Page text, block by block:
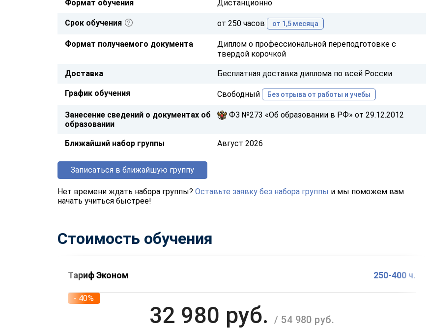
Формат обучения Дистанционно
Срок обучения от 250 часов от 1,5 месяца
Формат получаемого документа
Диплом о профессиональной переподготовке с
твердой корочкой
Доставка Бесплатная доставка диплома по всей России
График обучения Свободный Без отрыва от работы и учебы
Занесение сведений о документах об
образовании
ФЗ №273 «Об образовании в РФ» от 29.12.2012
Ближайший набор группы Август 2026
Записаться в ближайшую группу
Нет времени ждать набора группы? Оставьте заявку без набора группы и мы поможем вам
начать учиться быстрее!
Стоимость обучения
Тариф Эконом 250-400 ч.
- 40%
32 980 руб./ 54 980 руб.